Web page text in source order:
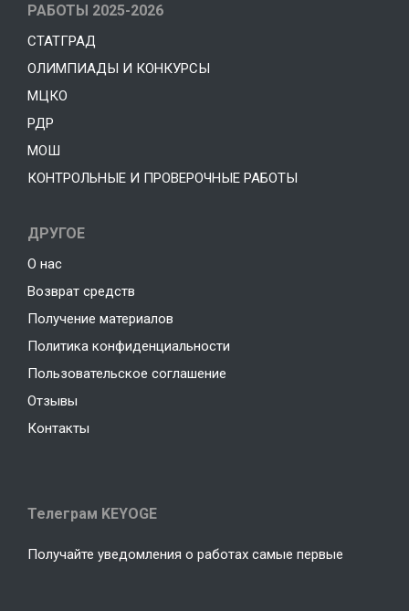
РАБОТЫ 2025-2026
СТАТГРАД
ОЛИМПИАДЫ И КОНКУРСЫ
МЦКО
РДР
МОШ
КОНТРОЛЬНЫЕ И ПРОВЕРОЧНЫЕ РАБОТЫ
ДРУГОЕ
О нас
Возврат средств
Получение материалов
Политика конфиденциальности
Пользовательское соглашение
Отзывы
Контакты
Телеграм KEYOGE
Получайте уведомления о работах самые первые